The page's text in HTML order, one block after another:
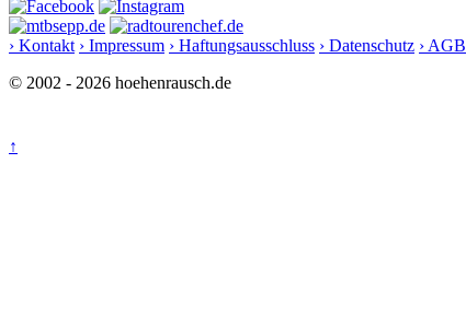
› Kontakt › Impressum › Haftungsausschluss › Datenschutz › AGB
© 2002 - 2026 hoehenrausch.de
↑